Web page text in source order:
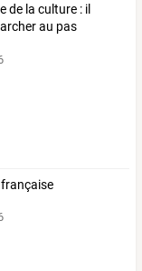
de la culture : il
au pas
française